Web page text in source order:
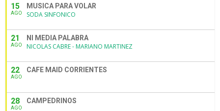
15
AGO
MUSICA PARA VOLAR
SODA SINFONICO
21
AGO
NI MEDIA PALABRA
NICOLAS CABRE - MARIANO MARTINEZ
22
AGO
CAFE MAID CORRIENTES
28
AGO
CAMPEDRINOS